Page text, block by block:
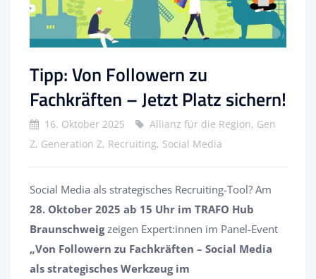
Tipp: Von Followern zu
Fachkräften – Jetzt Platz sichern!
16. Oktober 2025
Allianz für die Region, Gen
Z, Generation Z, Recruiting, Social Media
Social Media als strategisches Recruiting-Tool? Am
28. Oktober 2025 ab 15 Uhr im TRAFO Hub
Braunschweigzeigen Expert:innen im Panel-Event
„Von Followern zu Fachkräften – Social Media
als strategisches Werkzeug im